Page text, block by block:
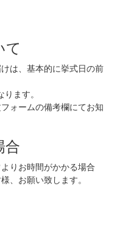
て
は、基本的に挙式日の前
ます。
ォームの備考欄にてお知
合
りお時間がかかる場合
、お願い致します。